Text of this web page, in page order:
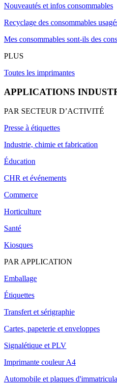
Nouveautés et infos consommables
Recyclage des consommables
Mes consommables sont-ils des
PLUS
Toutes les imprimantes
APPLICATIONS
PAR SECTEUR D’ACTIVITÉ
Presse à étiquettes
Industrie, chimie et fabrication
Éducation
CHR et événements
Commerce
Horticulture
Santé
Kiosques
PAR APPLICATION
Emballage
Étiquettes
Transfert et sérigraphie
Cartes, papeterie et enveloppes
Signalétique et PLV
Imprimante couleur A4
Automobile et plaques